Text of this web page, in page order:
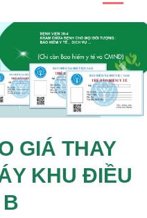
Next
GIÁ THAY
KHU ĐIỀU